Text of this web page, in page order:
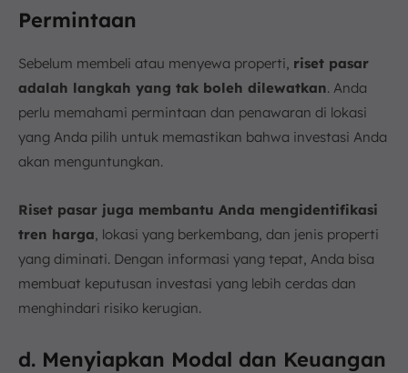
Permintaan
Sebelum membeli atau menyewa properti, riset pasar
adalah langkah yang tak boleh dilewatkan. Anda
perlu memahami permintaan dan penawaran di lokasi
yang Anda pilih untuk memastikan bahwa investasi Anda
akan menguntungkan.
Riset pasar juga membantu Anda mengidentifikasi
tren harga , lokasi yang berkembang, dan jenis properti
yang diminati. Dengan informasi yang tepat, Anda bisa
membuat keputusan investasi yang lebih cerdas dan
menghindari risiko kerugian.
d. Menyiapkan Modal dan Keuangan